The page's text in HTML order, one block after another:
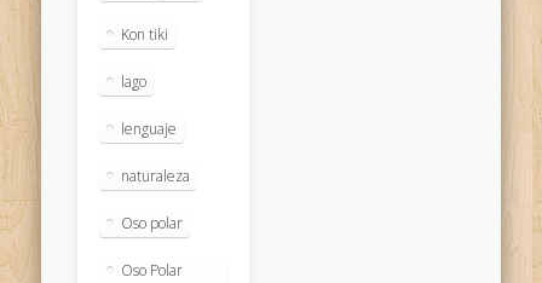
Kon tiki
lago
lenguaje
naturaleza
Oso polar
Oso Polar